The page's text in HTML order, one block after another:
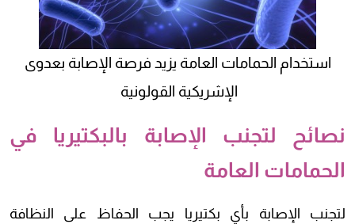
استخدام الحمامات العامة يزيد فرصة الإصابة بعدوى
الإشريكية القولونية
نصائح لتجنب الإصابة بالبكتيريا في
الحمامات العامة
لتجنب الإصابة بأي بكتيريا يجب الحفاظ على النظافة